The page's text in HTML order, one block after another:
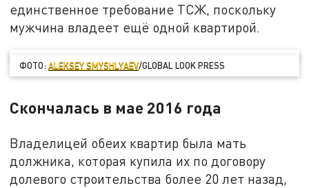
единственное требование ТСЖ, поскольку
мужчина владеет ещё одной квартирой.
ФОТО:ALEKSEY SMYSHLYAEV/GLOBAL LOOK PRESS
Скончалась в мае 2016 года
Владелицей обеих квартир была мать
должника, которая купила их по договору
долевого строительства более 20 лет назад,